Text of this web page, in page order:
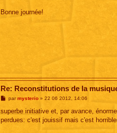
Bonne journée!
Re: Reconstitutions de la
M
s
s
a
parmysterio» 22 06 2012, 14:06
superbe initiative et, par avance,
perdues: c'est jouissif mais c'est